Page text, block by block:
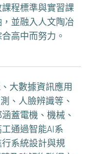
程標準與實習課
並融入人文陶冶
高中而努力。
大數據資訊應用
、人臉辨識等、
蓋電機、機械、
通過智能AI系
系統設計與規